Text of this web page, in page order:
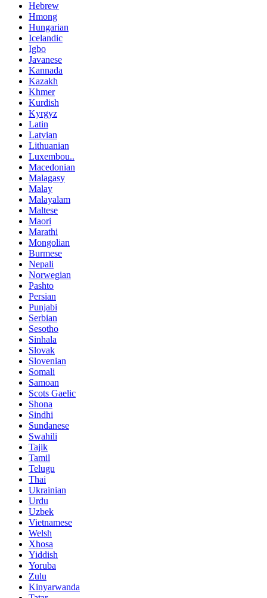
Hebrew
Hmong
Hungarian
Icelandic
Igbo
Javanese
Kannada
Kazakh
Khmer
Kurdish
Kyrgyz
Latin
Latvian
Lithuanian
Luxembou..
Macedonian
Malagasy
Malay
Malayalam
Maltese
Maori
Marathi
Mongolian
Burmese
Nepali
Norwegian
Pashto
Persian
Punjabi
Serbian
Sesotho
Sinhala
Slovak
Slovenian
Somali
Samoan
Scots Gaelic
Shona
Sindhi
Sundanese
Swahili
Tajik
Tamil
Telugu
Thai
Ukrainian
Urdu
Uzbek
Vietnamese
Welsh
Xhosa
Yiddish
Yoruba
Zulu
Kinyarwanda